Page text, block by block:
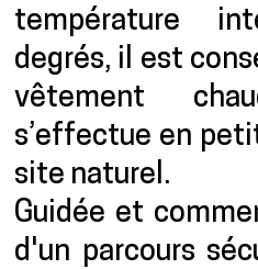
température
degrés, il est
vêtement
s’effectue en
site naturel.
Guidée et
d'un parcours